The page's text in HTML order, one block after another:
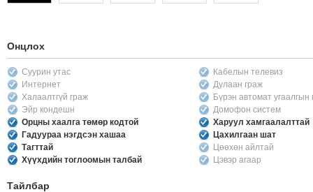
Онцлох
Суурин утас
Кабелын телевиз
Интернет
Дулаан граж
Халаалтгүй граж
Бүрэн автомат
Эйр кондешн
Домофон систем
Орцны хаалга төмөр кодтой
Харуул хамгаалалттай
Гадуураа нэгдсэн хашаа
Цахилгаан шат
Тагттай
Цөөхөн айлтай
Хүүхдийн тоглоомын талбай
Цэвэр агаар
Тайлбар